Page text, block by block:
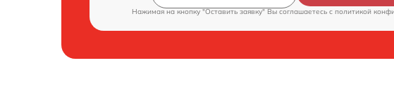
Нажимая на кнопку "Оставить заявку" Вы соглашаетесь c политикой